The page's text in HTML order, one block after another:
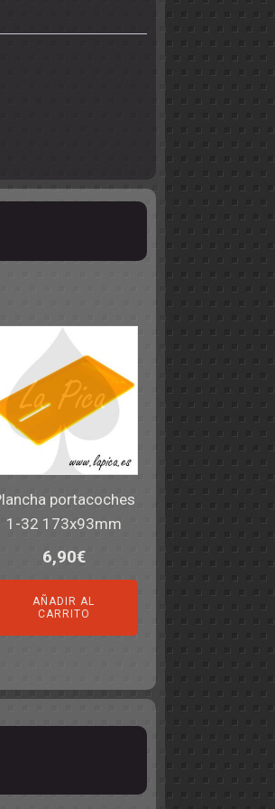
portacoches
1-32 173x93mm
6,90€
AÑADIR AL
CARRITO